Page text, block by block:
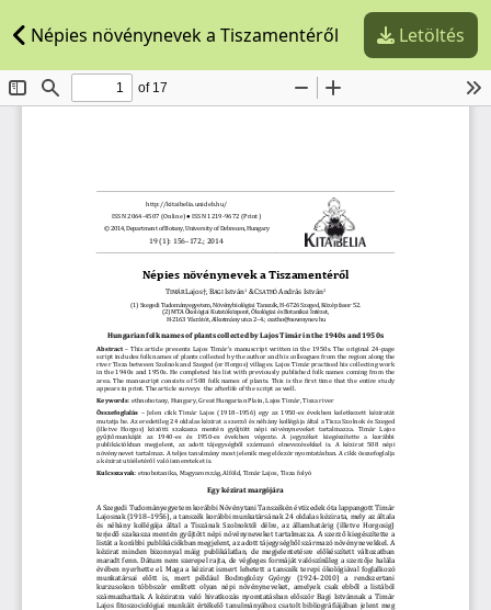
Népies növénynevek a Tiszamentéről Letöltés